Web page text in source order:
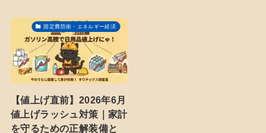
固定費防衛・エネルギー経済
【値上げ直前】2026年6月
値上げラッシュ対策｜家計
を守るための正解装備と